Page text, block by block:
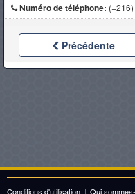
Numéro de téléphone:
Précédente
Conditions d'utilisation | Qui